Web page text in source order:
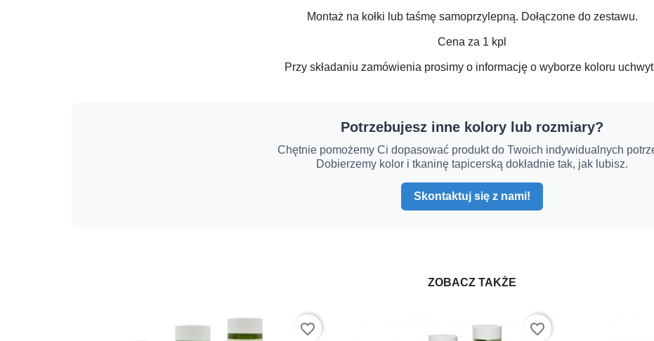
Montaż na kołki lub taśmę samoprzylepną. Dołączone do zestawu.
Cena za 1 kpl
Przy składaniu zamówienia prosimy o informację o wyborze koloru
Potrzebujesz inne kolory lub rozmiary?
Chętnie pomożemy Ci dopasować produkt do Twoich indywidualnych
Dobierzemy kolor i tkaninę tapicerską dokładnie tak, jak lubisz.
Skontaktuj się z nami!
ZOBACZ TAKŻE
favorite_border favorite_border